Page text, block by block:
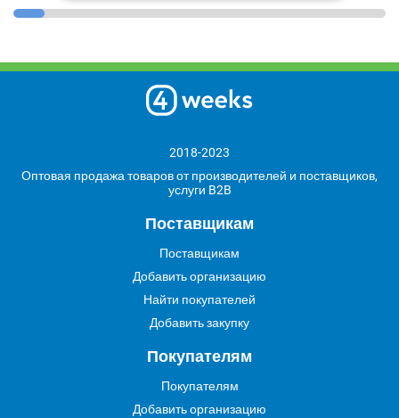
2018-2023
Оптовая продажа товаров от производителей и поставщиков,
услуги B2B
Поставщикам
Поставщикам
Добавить организацию
Найти покупателей
Добавить закупку
Покупателям
Покупателям
Добавить организацию